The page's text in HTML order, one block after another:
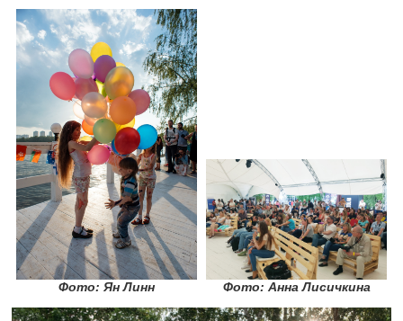
Фото: Ян Линн Фото: Анна Лисичкина